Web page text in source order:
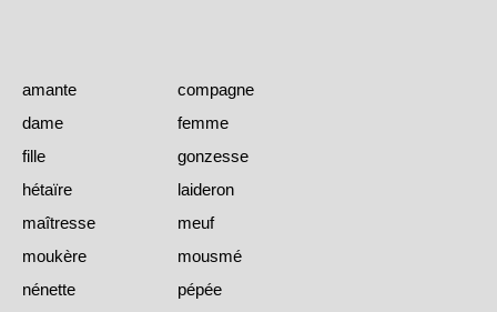
amante
compagne
dame
femme
fille
gonzesse
hétaïre
laideron
maîtresse
meuf
moukère
mousmé
nénette
pépée